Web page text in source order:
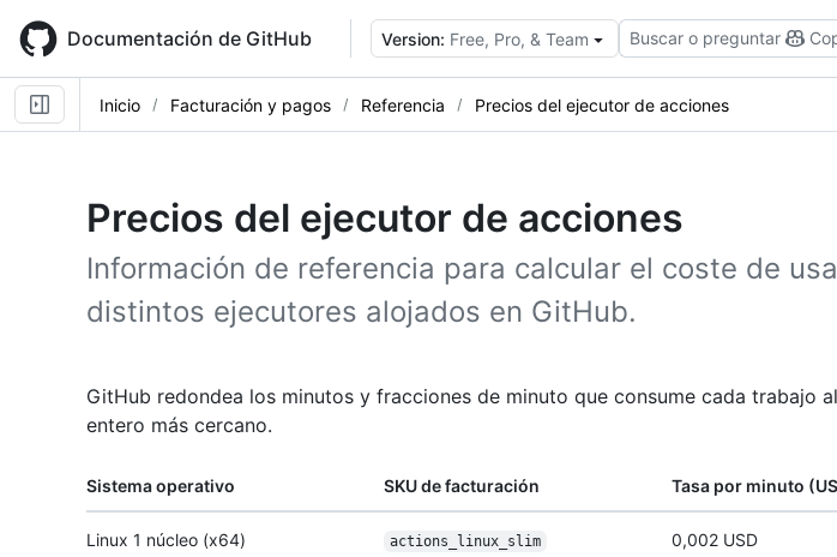
main
content
Documentación de GitHub Version: Free, Pro, & Team Buscar o preguntar
Inicio Facturación y pagos Referencia Precios del ejecutor de acciones
Precios del ejecutor de acciones
Información de referencia para calcular el coste de
distintos ejecutores alojados en GitHub.
GitHub redondea los minutos y fracciones de minuto que consume cada trabajo
entero más cercano.
Sistema operativo SKU de facturación Tasa por minuto
Linux 1 núcleo (x64) actions_linux_ slim 0,002 USD